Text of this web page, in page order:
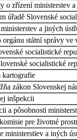
o zřízení ministerstev
úřadě Slovenské
a jiných
státní správy
socialistické
socialistické
kartografie
zákon Slovenskej
inšpekcii
a pôsobnosti
pre životné
ministerstiev a iných